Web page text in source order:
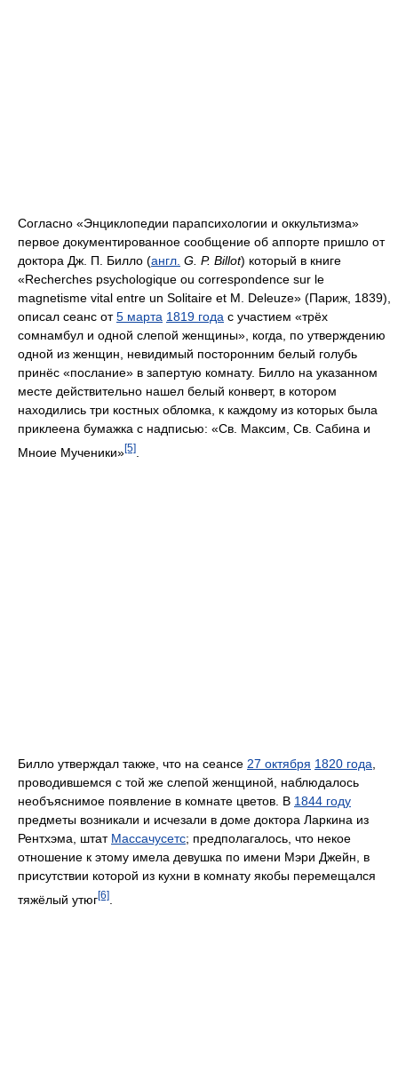
Cогласно «Энциклопедии парапсихологии и оккультизма»
первое документированное сообщение об аппорте пришло от
доктора Дж. П. Билло (англ. G. P. Billot) который в книге
«Recherches psychologique ou correspondence sur le
magnetisme vital entre un Solitaire et M. Deleuze» (Париж, 1839),
описал сеанс от5 марта 1819 года с участием «трёх
сомнамбул и одной слепой женщины», когда, по утверждению
одной из женщин, невидимый посторонним белый голубь
принёс «послание» в запертую комнату. Билло на указанном
месте действительно нашел белый конверт, в котором
находились три костных обломка, к каждому из которых была
приклеена бумажка с надписью: «Св. Максим, Св. Сабина и
Мноие Мученики»[5]
Билло утверждал также, что на сеансе 27 октября 1820 года,
проводившемся с той же слепой женщиной, наблюдалось
необъяснимое появление в комнате цветов. В 1844 году
предметы возникали и исчезали в доме доктора Ларкина из
Рентхэма, штат Массачусетс; предполагалось, что некое
отношение к этому имела девушка по имени Мэри Джейн, в
присутствии которой из кухни в комнату якобы перемещался
тяжёлый утюг[6]